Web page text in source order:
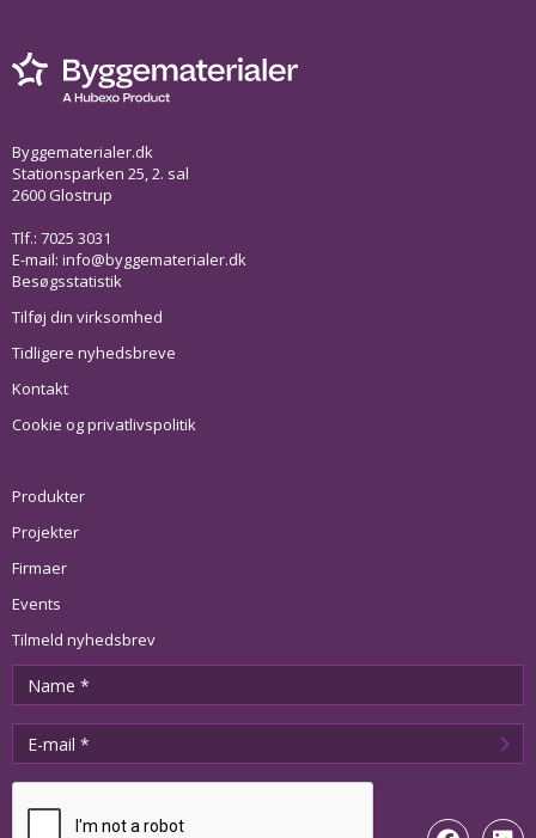
Byggematerialer.dk
Stationsparken 25, 2. sal
2600 Glostrup
Tlf.: 7025 3031
E-mail: info@byggematerialer.dk
Besøgsstatistik
Tilføj din virksomhed
Tidligere nyhedsbreve
Kontakt
Cookie og privatlivspolitik
Produkter
Projekter
Firmaer
Events
Tilmeld nyhedsbrev